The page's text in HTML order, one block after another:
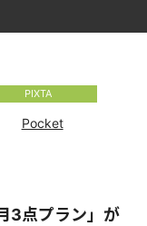
PIXTA
Pocket
3点プラン」が